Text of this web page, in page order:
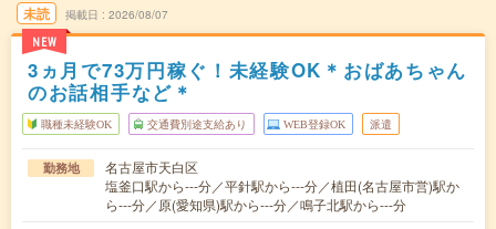
未読
NEW
掲載日 2026/08/07
3ヵ月で73万円稼ぐ！未経験OK＊おばあちゃん
のお話相手など＊
職種未経験OK 交通費別途支給あり WEB登録OK 派遣
勤務地
名古屋市天白区
塩釜口駅から---分／平針駅から---分／植田(名古屋市営)駅か
ら---分／原(愛知県)駅から---分／鳴子北駅から---分